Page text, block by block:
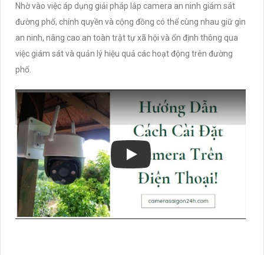
Nhờ vào việc áp dụng giải pháp lắp camera an ninh giám sát
đường phố, chính quyền và cộng đồng có thể cùng nhau giữ gìn
an ninh, nâng cao an toàn trật tự xã hội và ổn định thông qua
việc giám sát và quản lý hiệu quả các hoạt động trên đường
phố.